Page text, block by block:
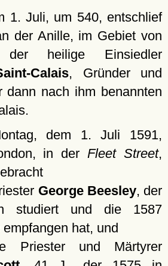
1. Juli, um 540, entschlief
der Anille, im Gebiet von
heilige Einsiedler
Calais, Gründer und
dann nach ihm benannten
dem 1. Juli 1591,
in derFleet Street,
George Beesley, der
studiert und die 1587
hat, und
Priester und Märtyrer